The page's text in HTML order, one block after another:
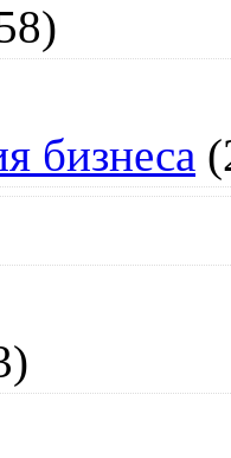
бизнеса